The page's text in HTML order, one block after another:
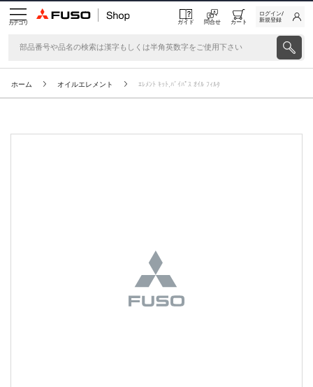
カテゴリ ガイド 問合せ カート
ログイン/
新規登録
ホーム オイルエレメント ｴﾚﾒﾝﾄ ｷｯﾄ,ﾊﾞｲﾊﾟｽ ｵｲﾙ ﾌｨﾙﾀ